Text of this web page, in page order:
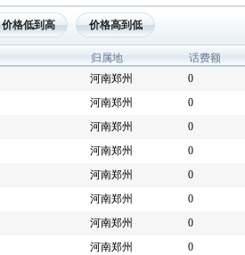
价格低到高 价格高到低
归属地 话费额
河南郑州 0
河南郑州 0
河南郑州 0
河南郑州 0
河南郑州 0
河南郑州 0
河南郑州 0
河南郑州 0